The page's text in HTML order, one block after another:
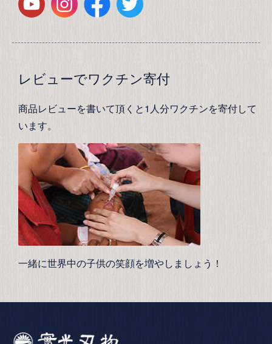
レビューでワクチン寄付
商品レビューを書いて頂くと1人分ワクチンを寄付して
います。
一緒に世界中の子供の笑顔を増やしましょう！